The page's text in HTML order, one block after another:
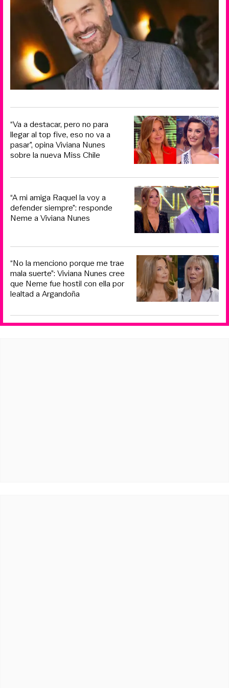
“Va a destacar, pero no para
llegar al top five, eso no va a
pasar”, opina Viviana Nunes
sobre la nueva Miss Chile
“A mi amiga Raquel la voy a
defender siempre”: responde
Neme a Viviana Nunes
“No la menciono porque me trae
mala suerte”: Viviana Nunes cree
que Neme fue hostil con ella por
lealtad a Argandoña